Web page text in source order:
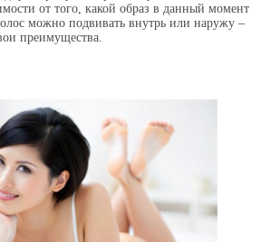
от того, какой образ в данный момент
можно подвивать внутрь или наружу –
преимущества.